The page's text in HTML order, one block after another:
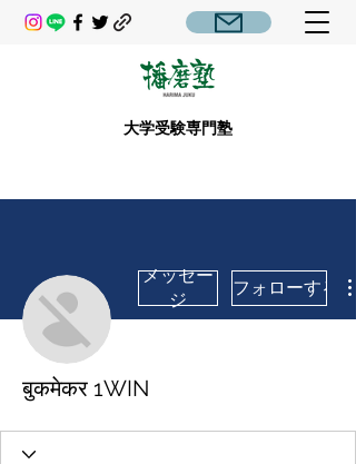
大学受験専門塾
メッセー
ジ
フォローする
बुकमेकर 1WIN